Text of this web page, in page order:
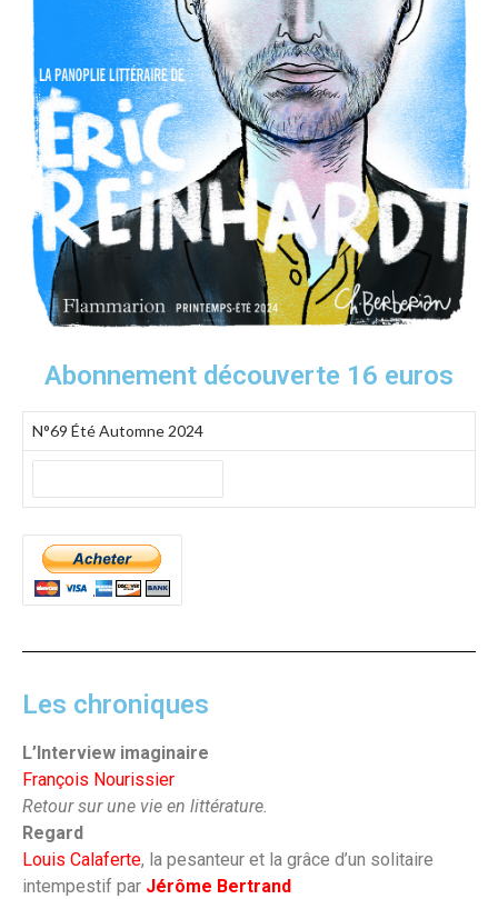
Abonnement découverte 16 euros
N°69 Été Automne 2024
Les chroniques
L’Interview imaginaire
François Nourissier
Retour sur une vie en littérature.
Regard
Louis Calaferte, la pesanteur et la grâce d’un solitaire
intempestif par Jérôme Bertrand